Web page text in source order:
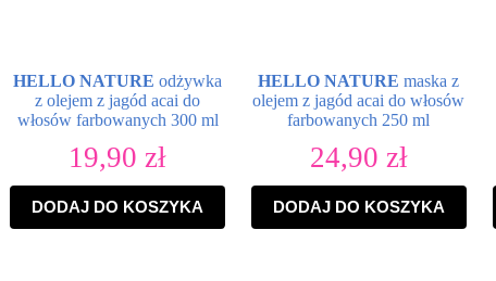
HELLO NATURE odżywka
z olejem z jagód acai do
włosów farbowanych 300 ml
19,90 zł
DODAJ DO KOSZYKA
HELLO NATURE maska z
olejem z jagód acai do włosów
farbowanych 250 ml
24,90 zł
DODAJ DO KOSZYKA